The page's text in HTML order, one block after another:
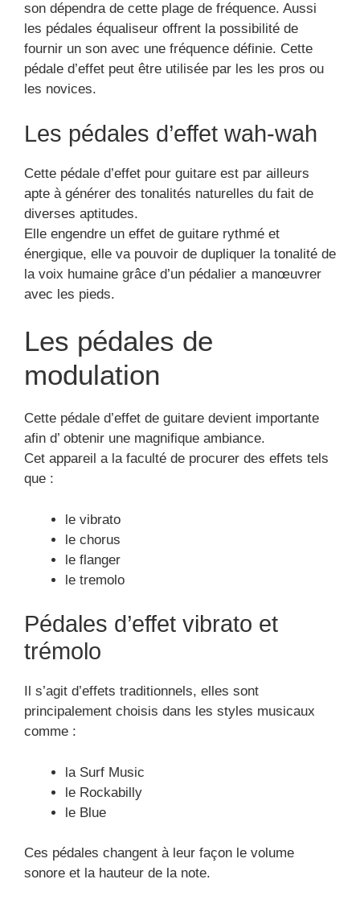
son dépendra de cette plage de fréquence. Aussi
les pédales équaliseur offrent la possibilité de
fournir un son avec une fréquence définie. Cette
pédale d’effet peut être utilisée par les les pros ou
les novices.
Les pédales d’effet wah-wah
Cette pédale d’effet pour guitare est par ailleurs
apte à générer des tonalités naturelles du fait de
diverses aptitudes.
Elle engendre un effet de guitare rythmé et
énergique, elle va pouvoir de dupliquer la tonalité de
la voix humaine grâce d’un pédalier a manœuvrer
avec les pieds.
Les pédales de
modulation
Cette pédale d’effet de guitare devient importante
afin d’ obtenir une magnifique ambiance.
Cet appareil a la faculté de procurer des effets tels
que :
le vibrato
le chorus
le flanger
le tremolo
Pédales d’effet vibrato et
trémolo
Il s’agit d’effets traditionnels, elles sont
principalement choisis dans les styles musicaux
comme :
la Surf Music
le Rockabilly
le Blue
Ces pédales changent à leur façon le volume
sonore et la hauteur de la note.